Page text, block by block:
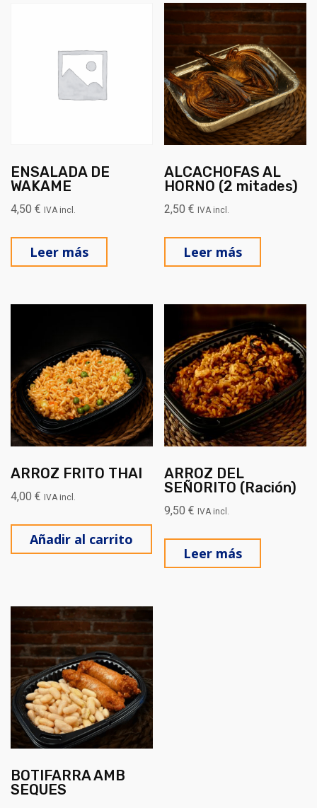
ENSALADA DE
WAKAME
4,50 € IVA incl.
Leer más
ALCACHOFAS AL
HORNO (2 mitades)
2,50€ IVA incl.
Leer más
ARROZ FRITO THAI
4,00 € IVA incl.
Añadir al carrito
ARROZ DEL
SEÑORITO (Ración)
9,50€ IVA incl.
Leer más
BOTIFARRA AMB
SEQUES